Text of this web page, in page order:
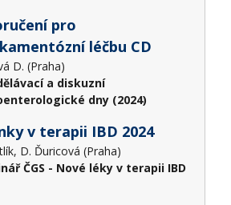
pro
léčbu CD
D. (Praha)
a diskuzní
dny (2024)
v terapii IBD 2024
D. Ďuricová (Praha)
ČGS - Nové léky v terapii IBD